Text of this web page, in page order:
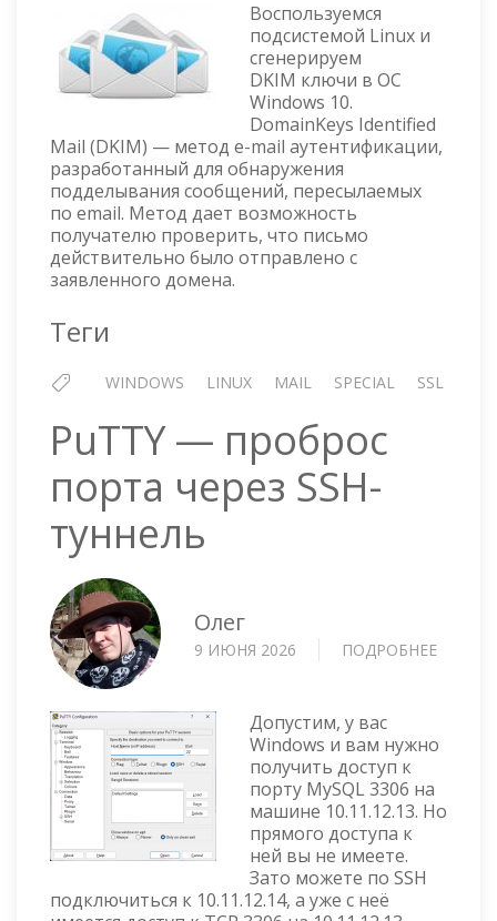
—
ГЕНЕРАЦИЯ
DKIM
КЛЮЧЕЙ
С
ПОМОЩЬЮ
ПОДСИСТЕМЫ
LINUX
Воспользуемся
подсистемой Linux и
сгенерируем
DKIM ключи в ОС
Windows 10.
DomainKeys Identified
Mail (DKIM) — метод e-mail аутентификации,
разработанный для обнаружения
подделывания сообщений, пересылаемых
по email. Метод дает возможность
получателю проверить, что письмо
действительно было отправлено с
заявленного домена.
Теги
WINDOWS LINUX MAIL SPECIAL SSL
PuTTY — проброс
порта через SSH-
туннель
Олег
9 ИЮНЯ 2026 ПОДРОБНЕЕ
ПОРТА
Допустим, у вас
Windows и вам нужно
получить доступ к
порту MySQL 3306 на
машине 10.11.12.13. Но
прямого доступа к
ней вы не имеете.
Зато можете по SSH
подключиться к 10.11.12.14, а уже с неё